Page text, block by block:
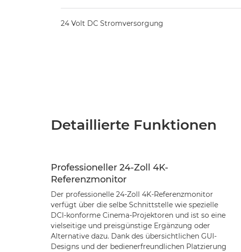
24 Volt DC Stromversorgung
Detaillierte Funktionen
Professioneller 24-Zoll 4K-
Referenzmonitor
Der professionelle 24-Zoll 4K-Referenzmonitor
verfügt über die selbe Schnittstelle wie spezielle
DCI-konforme Cinema-Projektoren und ist so eine
vielseitige und preisgünstige Ergänzung oder
Alternative dazu. Dank des übersichtlichen GUI-
Designs und der bedienerfreundlichen Platzierung